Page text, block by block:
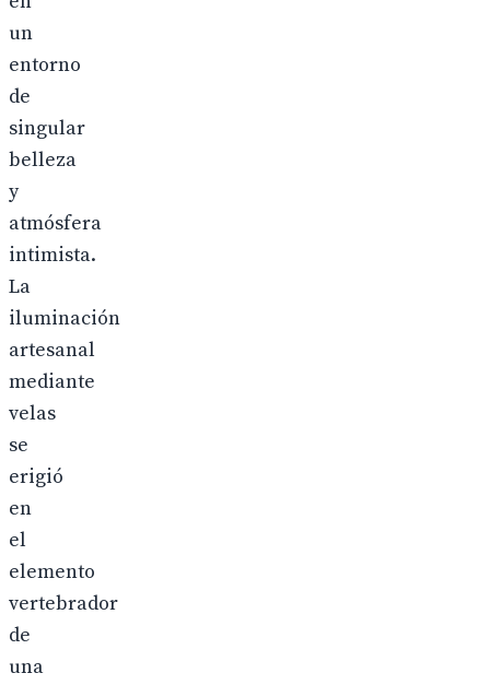
un
entorno
de
singular
belleza
y
atmósfera
intimista.
La
iluminación
artesanal
mediante
velas
se
erigió
en
el
elemento
vertebrador
de
una